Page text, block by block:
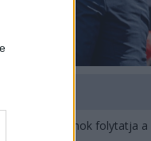
F2-es bajnok folytatja